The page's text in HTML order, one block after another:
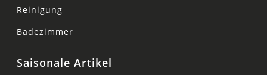
Reinigung
Badezimmer
Saisonale Artikel